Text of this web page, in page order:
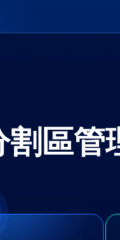
區管